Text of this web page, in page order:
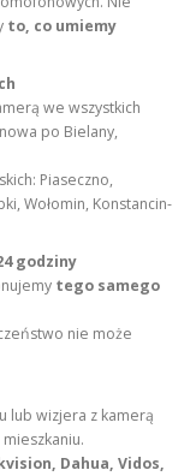
to, co umiemy
we wszystkich
po Bielany,
Piaseczno,
Wołomin, Konstancin-
godziny
tego samego
nie może
lub wizjera z kamerą
Dahua, Vidos,